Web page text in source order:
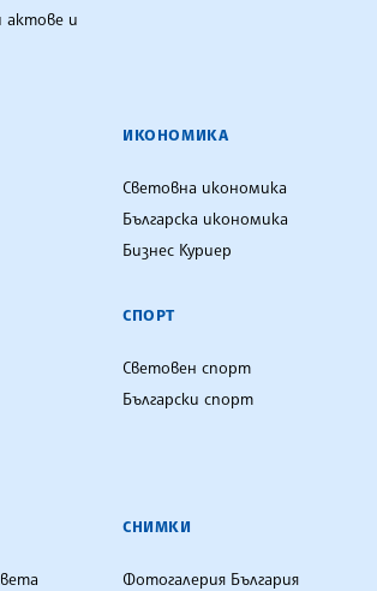
актове и
ИКОНОМИКА
Световна икономика
Българска икономика
Бизнес Куриер
СПОРТ
Световен спорт
Български спорт
СНИМКИ
Фотогалерия България